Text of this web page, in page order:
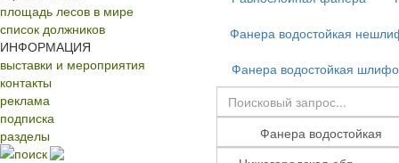
площадь лесов в мире
список должников
ИНФОРМАЦИЯ
выставки и мероприятия
контакты
реклама
подписка
разделы
поиск
Фанера водостойкая
Фанера водостойкая